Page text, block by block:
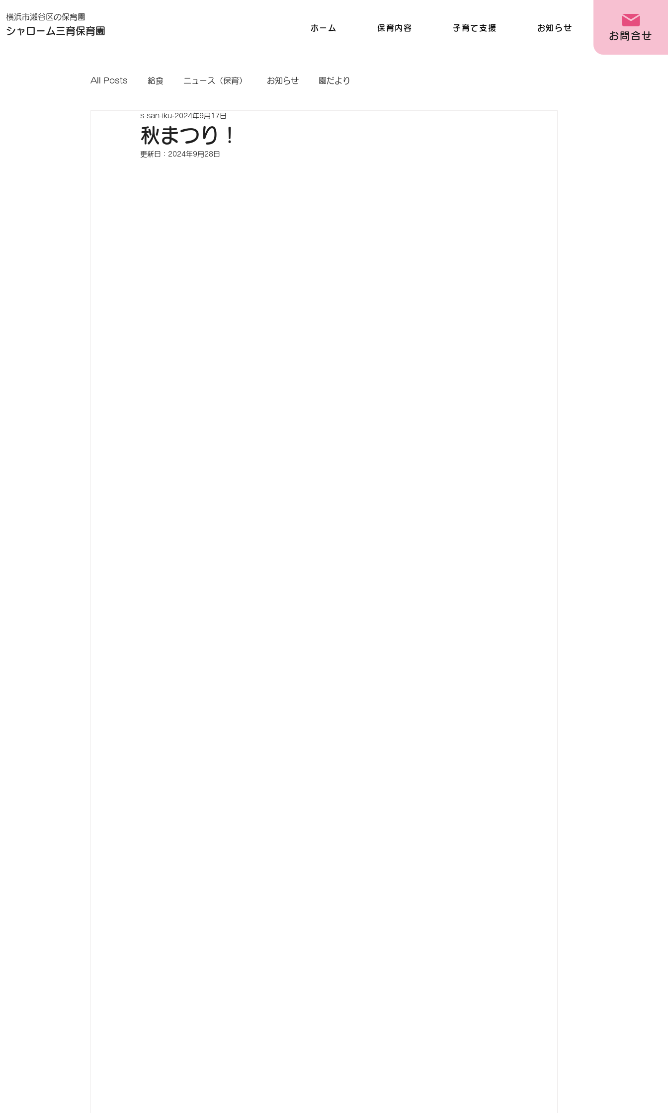
横浜市瀬谷区の保育園
シャローム三育保育園 ホーム 保育内容 子育て支援 お知らせ
お問合せ
All Posts 給食 ニュース（保育） お知らせ 園だより
秋まつり！
s-san-iku 2024年9月17日
更新日： 2024年9月28日